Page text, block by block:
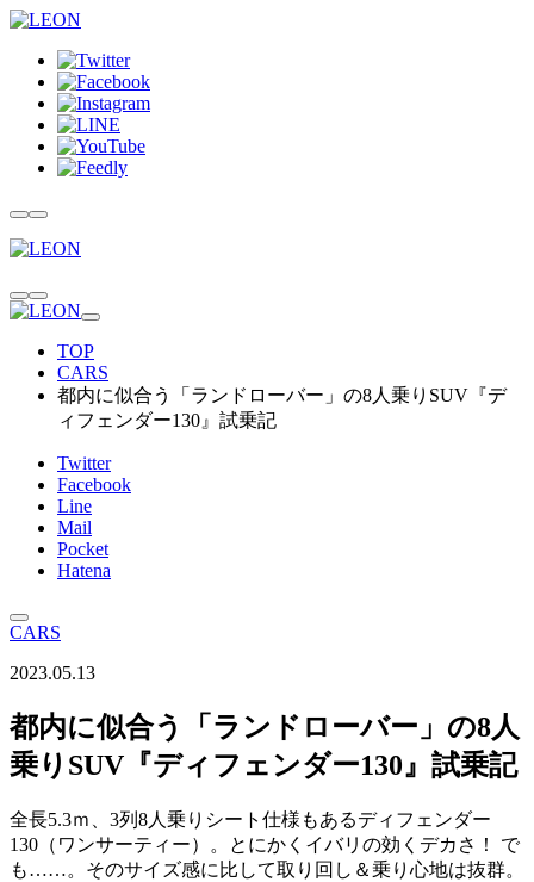
TOP
CARS
都内に似合う「ランドローバー」の8人乗りSUV『デ
ィフェンダー130』試乗記
Twitter
Facebook
Line
Mail
Pocket
Hatena
CARS
2023.05.13
都内に似合う「ランドローバー」の8人
乗りSUV『ディフェンダー130』試乗記
全長5.3ｍ、3列8人乗りシート仕様もあるディフェンダー
130（ワンサーティー）。とにかくイバリの効くデカさ！ で
も……。そのサイズ感に比して取り回し＆乗り心地は抜群。